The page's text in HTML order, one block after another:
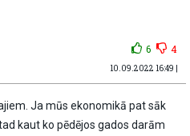
6 4
10.09.2022 16:49 |
Ja mūs ekonomikā pat sāk
kaut ko pēdējos gados darām